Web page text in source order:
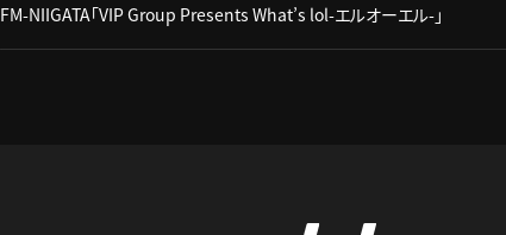
FM-NIIGATA「VIP Group Presents What’s lol-エルオーエル-」